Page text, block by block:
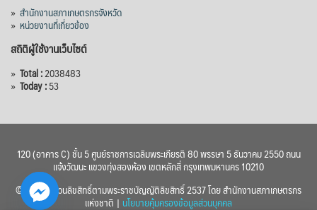
» สำนักงานสภาเกษตรกรจังหวัด
» หน่วยงานที่เกี่ยวข้อง
สถิติผู้ใช้งานเว็บไซต์
» Total :2038483
» Today :53
120 (อาคาร C) ชั้น 5 ศูนย์ราชการเฉลิมพระเกียรติ 80 พรรษา 5 ธันวาคม 2550 ถนน
แจ้งวัฒนะ แขวงทุ่งสองห้อง เขตหลักสี่ กรุงเทพมหานคร 10210
© 2560 สงวนลิขสิทธิ์ตามพระราชบัญญัติลิขสิทธิ์ 2537 โดย สำนักงานสภาเกษตรกร
แห่งชาติ | นโยบายคุ้มครองข้อมูลส่วนบุคคล